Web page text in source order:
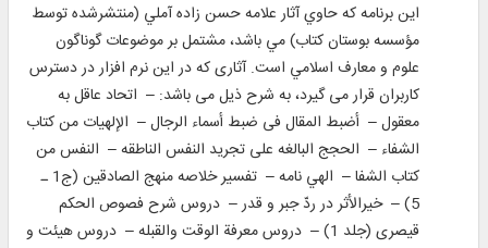
اين برنامه كه حاوي آثار علامه حسن زاده آملي (منتشرشده توسط
مؤسسه بوستان كتاب) مي باشد، مشتمل بر موضوعات گوناگون
علوم و معارف اسلامي است. آثاری که در این نرم افزار در دسترس
کاربران قرار می گیرد، به شرح ذیل می باشد: – اتحاد عاقل به
معقول – أضبط المقال فى ضبط أسماء الرجال – الإلهیات من کتاب
الشفاء – الحجج البالغه علی تجرید النفس الناطقه – النفس من
كتاب الشفا – الهي نامه – تفسیر خلاصه منهج ‏الصادقین (ج‏1 ـ
5) – خیرالأثر در ردّ جبر و قدر – دروس شرح فصوص الحكم
قیصرى (جلد 1) – دروس معرفة الوقت والقبله – دروس هیئت و